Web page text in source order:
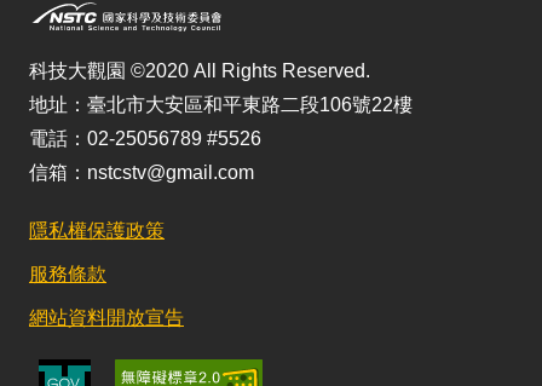
科技大觀園 ©2020 All Rights Reserved.
地址：臺北市大安區和平東路二段106號22樓
電話：02-25056789 #5526
信箱：nstcstv@gmail.com
隱私權保護政策
服務條款
網站資料開放宣告